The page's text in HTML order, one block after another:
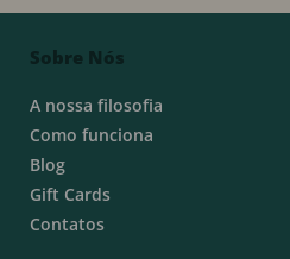
Sobre Nós
A nossa filosofia
Como funciona
Blog
Gift Cards
Contatos